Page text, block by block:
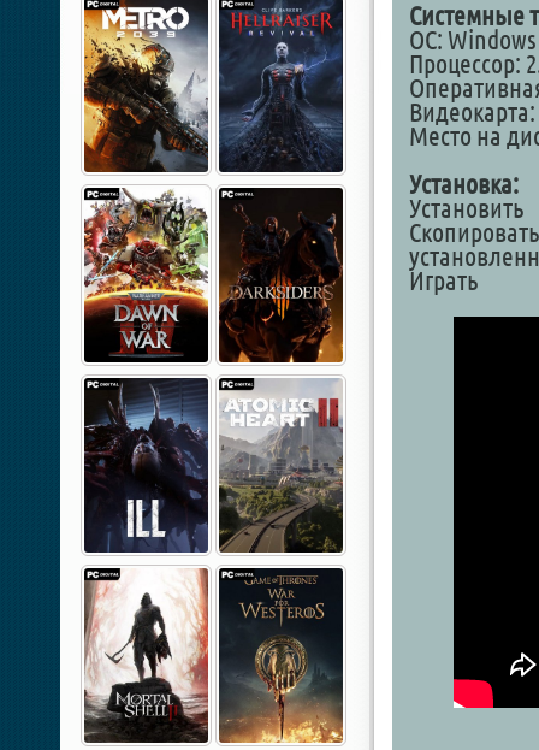
Системные
ОС: Windows
Процессор:
Место на
Установка:
Установить
Играть